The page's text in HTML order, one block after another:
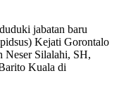
jabatan baru
Kejati Gorontalo
Neser Silalahi, SH,
Kuala di